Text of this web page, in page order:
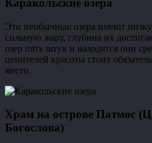
Каракольские озера
Эти необычные озера имеют
сильную жару, глубина их
озер пять штук и находятся они
ценителей красоты стоит
место.
Храм на острове Патмос
Богослова)